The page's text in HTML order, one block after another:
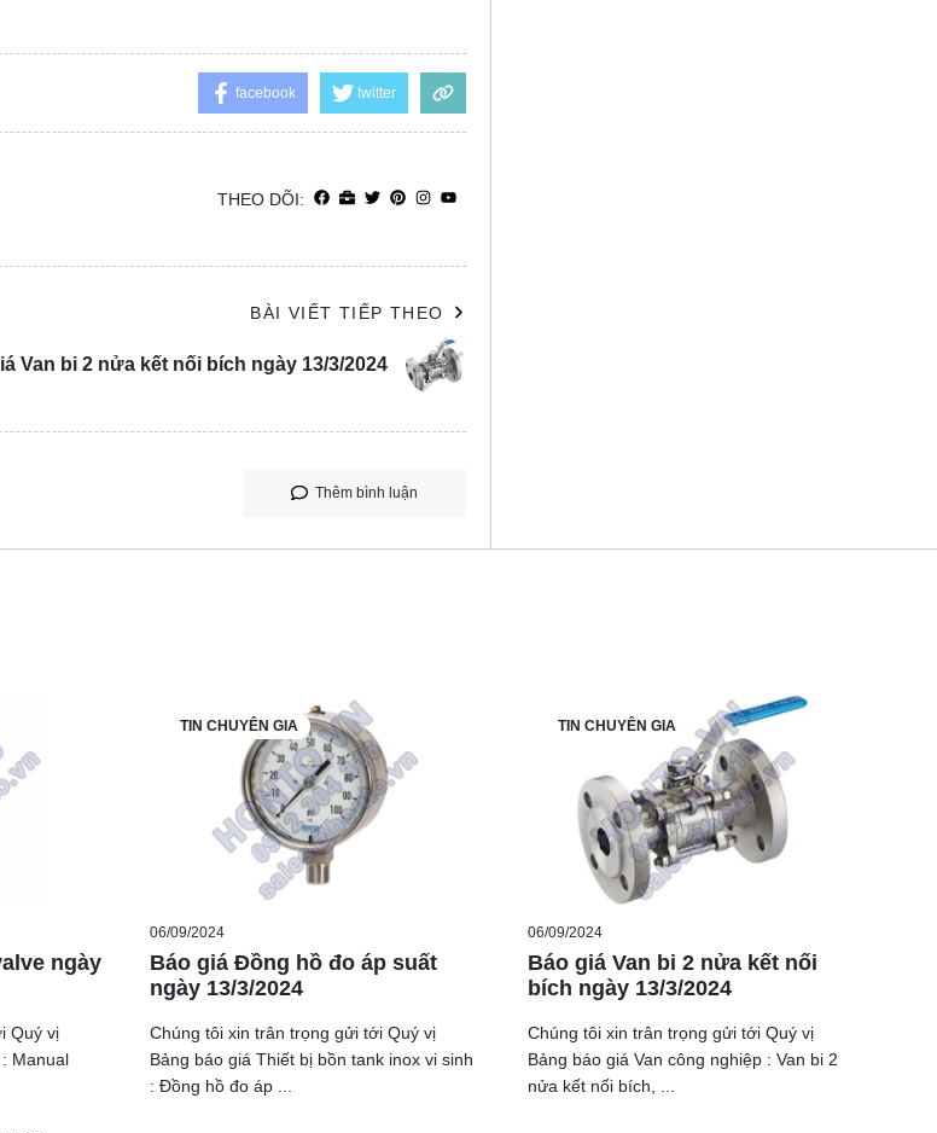
facebook twitter
THEO DÕI:
BÀI VIẾT TIẾP THEO
Van bi 2 nửa kết nối bích ngày 13/3/2024
Thêm bình luận
ngày
Quý vị
Manual
TIN CHUYÊN GIA
06/09/2024
Báo giá Đồng hồ đo áp suất
ngày 13/3/2024
Chúng tôi xin trân trọng gửi tới Quý vị
Bảng báo giá Thiết bị bồn tank inox vi sinh
: Đồng hồ đo áp ...
TIN CHUYÊN GIA
06/09/2024
Báo giá Van bi 2 nửa kết nối
bích ngày 13/3/2024
Chúng tôi xin trân trọng gửi tới Quý vị
Bảng báo giá Van công nghiệp : Van bi 2
nửa kết nối bích, ...